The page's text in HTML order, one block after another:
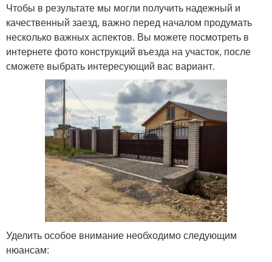
Чтобы в результате мы могли получить надежный и
качественный заезд, важно перед началом продумать
несколько важных аспектов. Вы можете посмотреть в
интернете фото конструкций въезда на участок, после
сможете выбрать интересующий вас вариант.
Уделить особое внимание необходимо следующим
нюансам: